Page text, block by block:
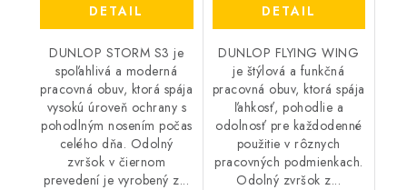
DETAIL
DUNLOP STORM S3 je
spoľahlivá a moderná
pracovná obuv, ktorá spája
vysokú úroveň ochrany s
pohodlným nosením počas
celého dňa. Odolný
zvršok v čiernom
prevedení je vyrobený z...
DETAIL
DUNLOP FLYING WING
je štýlová a funkčná
pracovná obuv, ktorá spája
ľahkosť, pohodlie a
odolnosť pre každodenné
použitie v rôznych
pracovných podmienkach.
Odolný zvršok z...